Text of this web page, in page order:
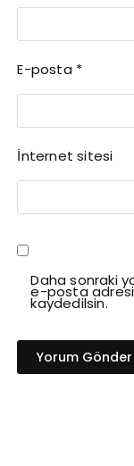
E-posta *
İnternet sitesi
Daha sonraki
e-posta
kaydedilsin.